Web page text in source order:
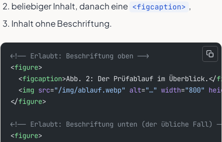
beliebiger Inhalt, danach eine <figcaption> ,
Inhalt ohne Beschriftung.
<!-- Erlaubt: Beschriftung oben -->
<figure>
  <
figcaption>Abb. 2: Der Prüfablauf im Überblick.</
  <
img src="/img/ablauf.webp" alt="…" width="800"
</figure>
<!-- Erlaubt: Beschriftung unten (der übliche Fall)
<figure>